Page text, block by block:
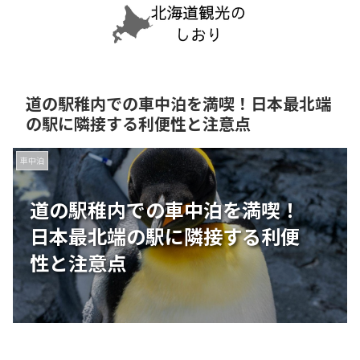
道の駅稚内での車中泊を満喫！日本最北端
の駅に隣接する利便性と注意点
道の駅稚内での車中泊を満喫！
日本最北端の駅に隣接する利便
性と注意点
車中泊